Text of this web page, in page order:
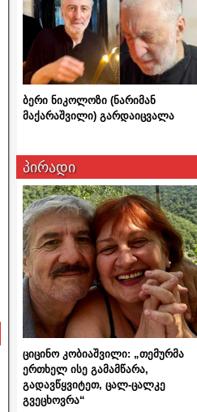
ბერი ნიკოლოზი (ნარიმან
მაქარაშვილი) გარდაიცვალა
პირადი
ციცინო კობიაშვილი: „თემურმა
ერთხელ ისე გამამწარა,
გადავწყვიტეთ, ცალ-ცალკე
გვეცხოვრა“